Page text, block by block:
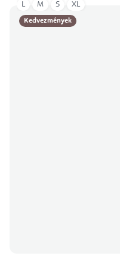
Kedvezmények
L M S XL